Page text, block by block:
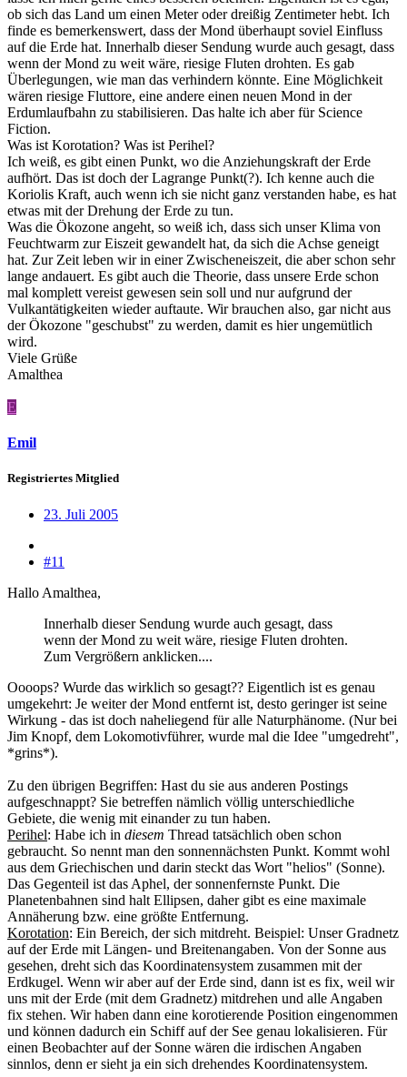
ob sich das Land um einen Meter oder dreißig Zentimeter hebt. Ich
finde es bemerkenswert, dass der Mond überhaupt soviel Einfluss
auf die Erde hat. Innerhalb dieser Sendung wurde auch gesagt, dass
wenn der Mond zu weit wäre, riesige Fluten drohten. Es gab
Überlegungen, wie man das verhindern könnte. Eine Möglichkeit
wären riesige Fluttore, eine andere einen neuen Mond in der
Erdumlaufbahn zu stabilisieren. Das halte ich aber für Science
Fiction.
Was ist Korotation? Was ist Perihel?
Ich weiß, es gibt einen Punkt, wo die Anziehungskraft der Erde
aufhört. Das ist doch der Lagrange Punkt(?). Ich kenne auch die
Koriolis Kraft, auch wenn ich sie nicht ganz verstanden habe, es hat
etwas mit der Drehung der Erde zu tun.
Was die Ökozone angeht, so weiß ich, dass sich unser Klima von
Feuchtwarm zur Eiszeit gewandelt hat, da sich die Achse geneigt
hat. Zur Zeit leben wir in einer Zwischeneiszeit, die aber schon sehr
lange andauert. Es gibt auch die Theorie, dass unsere Erde schon
mal komplett vereist gewesen sein soll und nur aufgrund der
Vulkantätigkeiten wieder auftaute. Wir brauchen also, gar nicht aus
der Ökozone "geschubst" zu werden, damit es hier ungemütlich
wird.
Viele Grüße
Amalthea
E
Emil
Registriertes Mitglied
23. Juli 2005
#11
Hallo Amalthea,
Innerhalb dieser Sendung wurde auch gesagt, dass
wenn der Mond zu weit wäre, riesige Fluten drohten.
Zum Vergrößern anklicken....
Oooops? Wurde das wirklich so gesagt?? Eigentlich ist es genau
umgekehrt: Je weiter der Mond entfernt ist, desto geringer ist seine
Wirkung - das ist doch naheliegend für alle Naturphänome. (Nur bei
Jim Knopf, dem Lokomotivführer, wurde mal die Idee "umgedreht",
*grins*).
Zu den übrigen Begriffen: Hast du sie aus anderen Postings
aufgeschnappt? Sie betreffen nämlich völlig unterschiedliche
Gebiete, die wenig mit einander zu tun haben.
Perihel: Habe ich in diesem Thread tatsächlich oben schon
gebraucht. So nennt man den sonnennächsten Punkt. Kommt wohl
aus dem Griechischen und darin steckt das Wort "helios" (Sonne).
Das Gegenteil ist das Aphel, der sonnenfernste Punkt. Die
Planetenbahnen sind halt Ellipsen, daher gibt es eine maximale
Annäherung bzw. eine größte Entfernung.
Korotation: Ein Bereich, der sich mitdreht. Beispiel: Unser Gradnetz
auf der Erde mit Längen- und Breitenangaben. Von der Sonne aus
gesehen, dreht sich das Koordinatensystem zusammen mit der
Erdkugel. Wenn wir aber auf der Erde sind, dann ist es fix, weil wir
uns mit der Erde (mit dem Gradnetz) mitdrehen und alle Angaben
fix stehen. Wir haben dann eine korotierende Position eingenommen
und können dadurch ein Schiff auf der See genau lokalisieren. Für
einen Beobachter auf der Sonne wären die irdischen Angaben
sinnlos, denn er sieht ja ein sich drehendes Koordinatensystem.